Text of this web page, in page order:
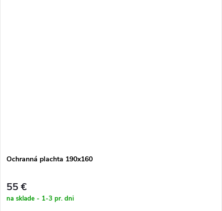
Ochranná plachta 190x160
55 €
na sklade - 1-3 pr. dni